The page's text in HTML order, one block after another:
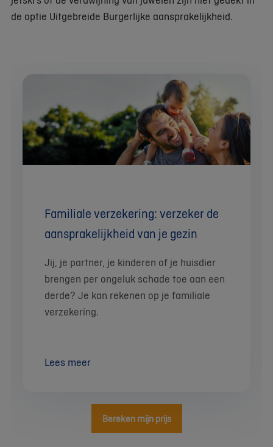
de optie Uitgebreide Burgerlijke aansprakelijkheid.
Familiale verzekering: verzeker de
aansprakelijkheid van je gezin
Jij, je partner, je kinderen of je huisdier
brengen per ongeluk schade toe aan een
derde? Je kan rekenen op je familiale
verzekering.
Lees meer
Bereken mijn prijs